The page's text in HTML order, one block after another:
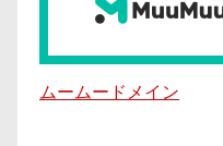
ムームードメイン